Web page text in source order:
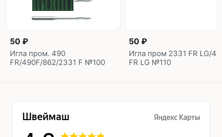
50 ₽
Игла пром. 490
FR/490F/862/2331 F №100
50 ₽
Игла пром 2331 FR LG/
FR LG №110